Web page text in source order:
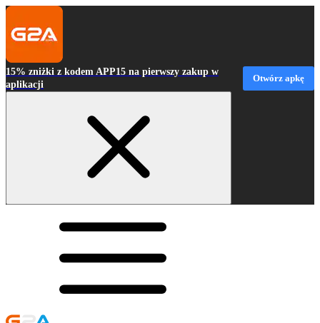
15% zniżki z kodem APP15 na pierwszy zakup w
aplikacji
Otwórz apkę